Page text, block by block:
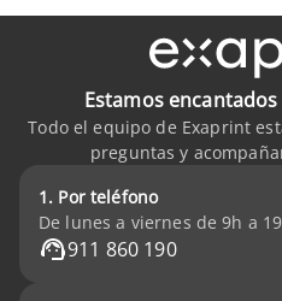
Estamos
Todo el equipo de Exaprint
preguntas y
1. Por teléfono
De lunes a viernes de 9h a
911 860 190